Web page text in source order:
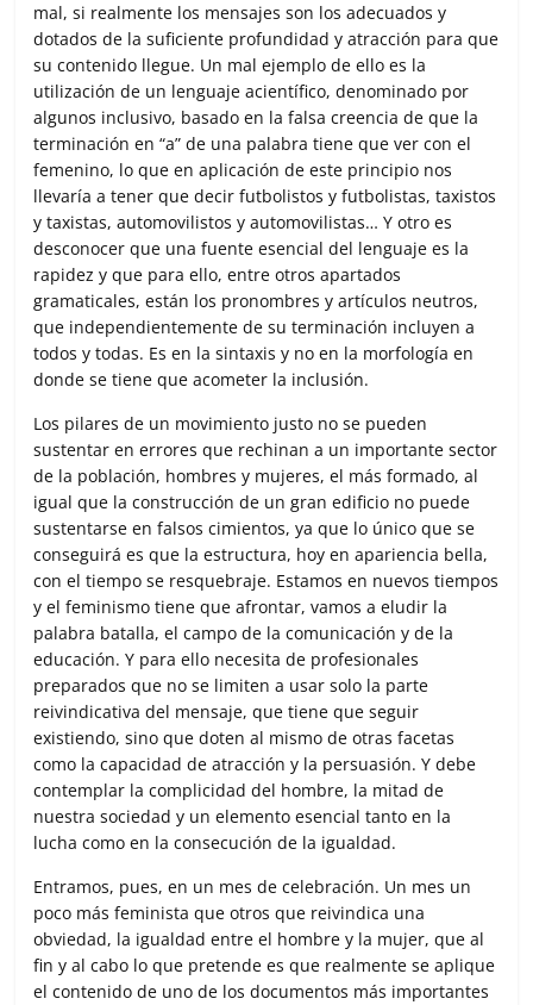
mal, si realmente los mensajes son los adecuados y
dotados de la suficiente profundidad y atracción para que
su contenido llegue. Un mal ejemplo de ello es la
utilización de un lenguaje acientífico, denominado por
algunos inclusivo, basado en la falsa creencia de que la
terminación en “a” de una palabra tiene que ver con el
femenino, lo que en aplicación de este principio nos
llevaría a tener que decir futbolistos y futbolistas, taxistos
y taxistas, automovilistos y automovilistas… Y otro es
desconocer que una fuente esencial del lenguaje es la
rapidez y que para ello, entre otros apartados
gramaticales, están los pronombres y artículos neutros,
que independientemente de su terminación incluyen a
todos y todas. Es en la sintaxis y no en la morfología en
donde se tiene que acometer la inclusión.
Los pilares de un movimiento justo no se pueden
sustentar en errores que rechinan a un importante sector
de la población, hombres y mujeres, el más formado, al
igual que la construcción de un gran edificio no puede
sustentarse en falsos cimientos, ya que lo único que se
conseguirá es que la estructura, hoy en apariencia bella,
con el tiempo se resquebraje. Estamos en nuevos tiempos
y el feminismo tiene que afrontar, vamos a eludir la
palabra batalla, el campo de la comunicación y de la
educación. Y para ello necesita de profesionales
preparados que no se limiten a usar solo la parte
reivindicativa del mensaje, que tiene que seguir
existiendo, sino que doten al mismo de otras facetas
como la capacidad de atracción y la persuasión. Y debe
contemplar la complicidad del hombre, la mitad de
nuestra sociedad y un elemento esencial tanto en la
lucha como en la consecución de la igualdad.
Entramos, pues, en un mes de celebración. Un mes un
poco más feminista que otros que reivindica una
obviedad, la igualdad entre el hombre y la mujer, que al
fin y al cabo lo que pretende es que realmente se aplique
el contenido de uno de los documentos más importantes